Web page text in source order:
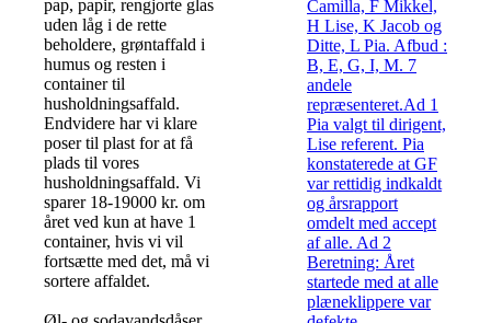
pap, papir, rengjorte glas
uden låg i de rette
beholdere, grøntaffald i
humus og resten i
container til
husholdningsaffald.
Endvidere har vi klare
poser til plast for at få
plads til vores
husholdningsaffald. Vi
sparer 18-19000 kr. om
året ved kun at have 1
container, hvis vi vil
fortsætte med det, må vi
sortere affaldet.
Camilla, F Mikkel,
H Lise, K Jacob og
Ditte, L Pia. Afbud :
B, E, G, I, M. 7
andele
repræsenteret.Ad 1
Pia valgt til dirigent,
Lise referent. Pia
konstaterede at GF
var rettidig indkaldt
og årsrapport
omdelt med accept
af alle. Ad 2
Beretning: Året
startede med at alle
plæneklippere var